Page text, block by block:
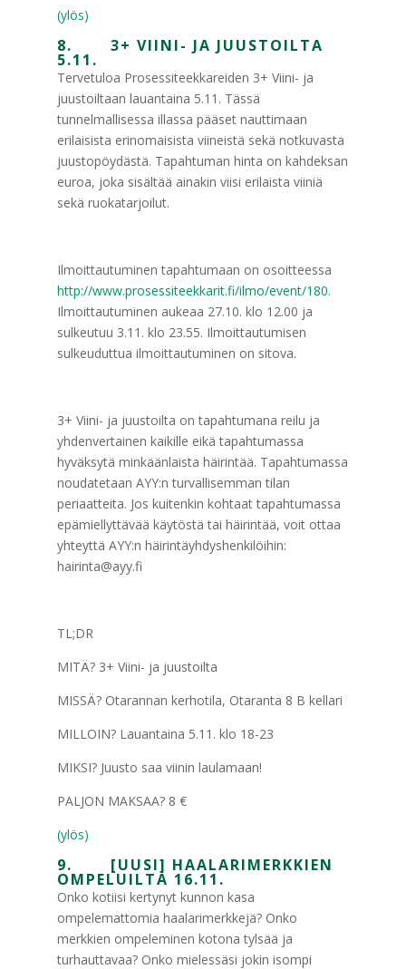
(ylös)
8. 3+ VIINI- JA JUUSTOILTA
5.11.
Tervetuloa Prosessiteekkareiden 3+ Viini- ja
juustoiltaan lauantaina 5.11. Tässä
tunnelmallisessa illassa pääset nauttimaan
erilaisista erinomaisista viineistä sekä notkuvasta
juustopöydästä. Tapahtuman hinta on kahdeksan
euroa, joka sisältää ainakin viisi erilaista viiniä
sekä ruokatarjoilut.
Ilmoittautuminen tapahtumaan on osoitteessa
http://www.prosessiteekkarit.fi/ilmo/event/180.
Ilmoittautuminen aukeaa 27.10. klo 12.00 ja
sulkeutuu 3.11. klo 23.55. Ilmoittautumisen
sulkeuduttua ilmoittautuminen on sitova.
3+ Viini- ja juustoilta on tapahtumana reilu ja
yhdenvertainen kaikille eikä tapahtumassa
hyväksytä minkäänlaista häirintää. Tapahtumassa
noudatetaan AYY:n turvallisemman tilan
periaatteita. Jos kuitenkin kohtaat tapahtumassa
epämiellyttävää käytöstä tai häirintää, voit ottaa
yhteyttä AYY:n häirintäyhdyshenkilöihin:
hairinta@ayy.fi
TL;DR
MITÄ? 3+ Viini- ja juustoilta
MISSÄ? Otarannan kerhotila, Otaranta 8 B kellari
MILLOIN? Lauantaina 5.11. klo 18-23
MIKSI? Juusto saa viinin laulamaan!
PALJON MAKSAA? 8 €
(ylös)
9. [UUSI] HAALARIMERKKIEN
OMPELUILTA 16.11.
Onko kotiisi kertynyt kunnon kasa
ompelemattomia haalarimerkkejä? Onko
merkkien ompeleminen kotona tylsää ja
turhauttavaa? Onko mielessäsi jokin isompi